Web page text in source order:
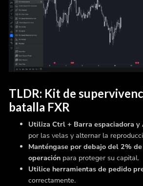
TLDR: Kit de
batalla FXR
Utiliza Ctrl + Barra espaciadora y
por las velas y alternar la
Manténgase por debajo del 2%
operaciónpara proteger su capital.
Utilice herramientas de pedido
correctamente.